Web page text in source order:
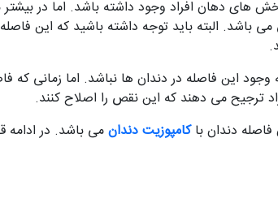
های دهان افراد وجود داشته باشد. اما در بیشتر
باشد. البته باید توجه داشته باشید که این
این فاصله در دندان ها نباشد. اما زمانی که
ترجیح می دهند که این نقص را اصلاح کنند.
دندان باکامپوزیت دندانمی باشد. در ادامه